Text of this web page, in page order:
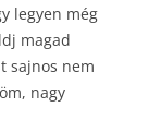
legyen még
magad
sajnos nem
nagy